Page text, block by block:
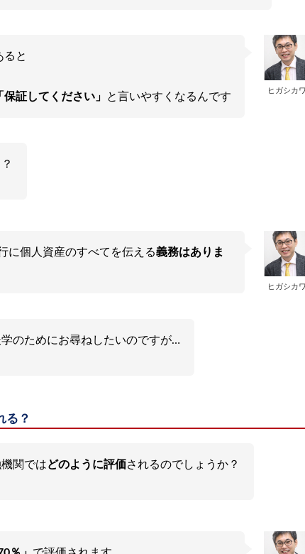
ヒガシカ
ると
保証してください」 と言いやすくなるんです
ヒガシカ
に個人資産のすべてを伝える義務はありま
のためにお尋ねしたいのですが…
る？
関ではどのように評価されるのでしょうか？